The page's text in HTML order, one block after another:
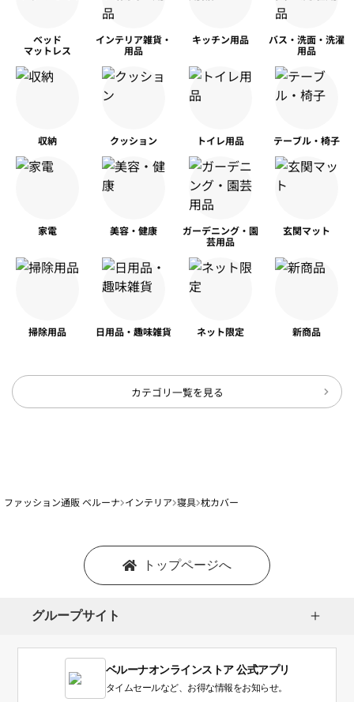
ベッド
マットレス
インテリア雑貨・
用品
キッチン用品
バス・洗面・洗濯
用品
収納 クッション トイレ用品 テーブル・椅子
家電 美容・健康
ガーデニング・園
芸用品
玄関マット
掃除用品 日用品・趣味雑貨 ネット限定 新商品
カテゴリ一覧を見る
ファッション通販 ベルーナ インテリア 寝具 枕カバー
トップページへ
グループサイト
ベルーナオンラインストア 公式アプリ
タイムセールなど、お得な情報をお知らせ。